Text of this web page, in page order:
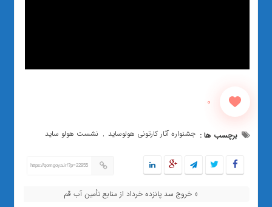
0
برچسب ها : جشنواره آثار کارتونی هولوساید , نشست هولو ساید
https://qomgoya.ir/?p=22955
« خروج سد پانزده خرداد از منابع تأمین آب قم